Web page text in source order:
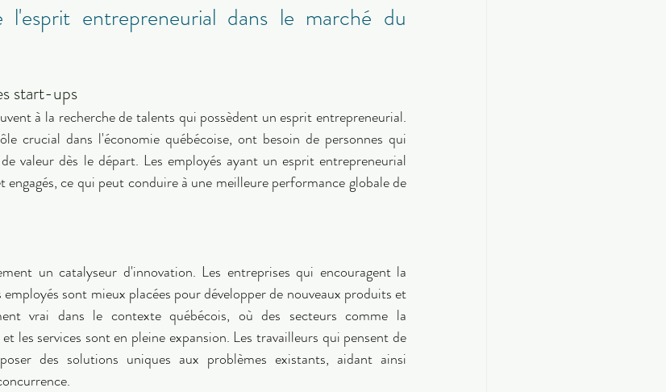
l'esprit entrepreneurial dans le marché du
start-ups
à la recherche de talents qui possèdent un esprit entrepreneurial.
crucial dans l'économie québécoise, ont besoin de personnes qui
valeur dès le départ. Les employés ayant un esprit entrepreneurial
ce qui peut conduire à une meilleure performance globale de
un catalyseur d'innovation. Les entreprises qui encouragent la
sont mieux placées pour développer de nouveaux produits et
vrai dans le contexte québécois, où des secteurs comme la
les services sont en pleine expansion. Les travailleurs qui pensent de
des solutions uniques aux problèmes existants, aidant ainsi